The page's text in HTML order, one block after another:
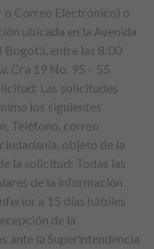
o Correo Electrónico) o
ubicada en la Avenida
Bogotá, entre las 8:00
Cra 19 No. 95 – 55
Las solicitudes
los siguientes
Teléfono, correo
objeto de la
la solicitud: Todas las
de la información
a 15 días hábiles
de la
ante la Superintendencia